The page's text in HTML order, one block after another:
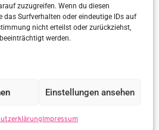
zuzugreifen. Wenn du diesen
Surfverhalten oder eindeutige IDs auf
nicht erteilst oder zurückziehst,
werden.
Einstellungen ansehen
Impressum